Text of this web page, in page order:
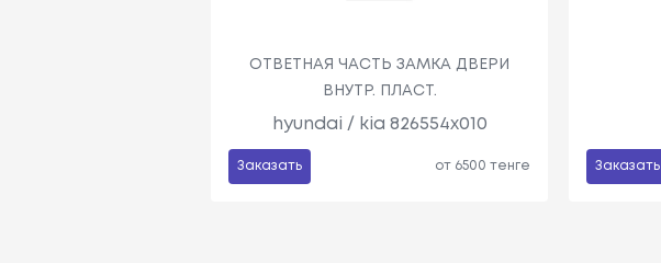
ОТВЕТНАЯ ЧАСТЬ ЗАМКА ДВЕРИ
ВНУТР. ПЛАСТ.
hyundai / kia 826554x010
Заказать от 6500 тенге Заказать